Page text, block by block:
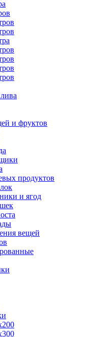
и фруктов
продуктов
и ягод
вещей